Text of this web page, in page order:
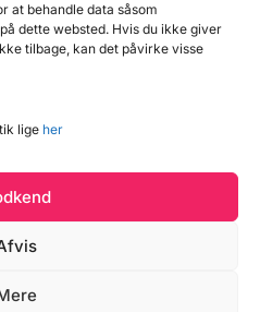
at behandle data såsom
dette websted. Hvis du ikke giver
tilbage, kan det påvirke visse
lige her